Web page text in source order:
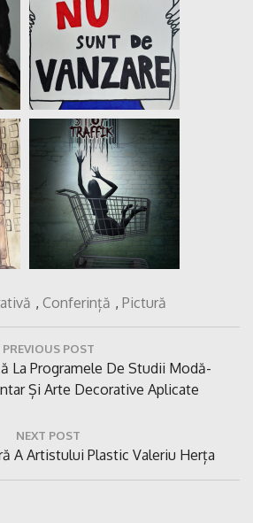
, Conferință , Pictură
PREVIOUS POST
La Programele De Studii Modă-
Și Arte Decorative Aplicate
NEXT POST
A Artistului Plastic Valeriu Herța